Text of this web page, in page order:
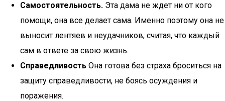
Самостоятельность. Эта дама не ждет ни от кого
помощи, она все делает сама. Именно поэтому она не
выносит лентяев и неудачников, считая, что каждый
сам в ответе за свою жизнь.
Справедливость Она готова без страха броситься на
защиту справедливости, не боясь осуждения и
поражения.